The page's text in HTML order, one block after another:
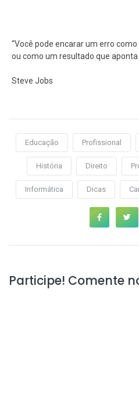
“Você pode encarar um erro
ou como um resultado que aponta
Steve Jobs
Educação Profissional
História Direito
Informática Dicas
Participe! Comente